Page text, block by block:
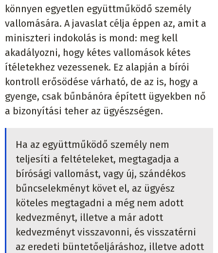
könnyen egyetlen együttműködő személy
vallomására. A javaslat célja éppen az, amit a
miniszteri indokolás is mond: meg kell
akadályozni, hogy kétes vallomások kétes
ítéletekhez vezessenek. Ez alapján a bírói
kontroll erősödése várható, de az is, hogy a
gyenge, csak bűnbánóra épített ügyekben nő
a bizonyítási teher az ügyészségen.
Ha az együttműködő személy nem
teljesíti a feltételeket, megtagadja a
bírósági vallomást, vagy új, szándékos
bűncselekményt követ el, az ügyész
köteles megtagadni a még nem adott
kedvezményt, illetve a már adott
kedvezményt visszavonni, és visszatérni
az eredeti büntetőeljáráshoz, illetve adott